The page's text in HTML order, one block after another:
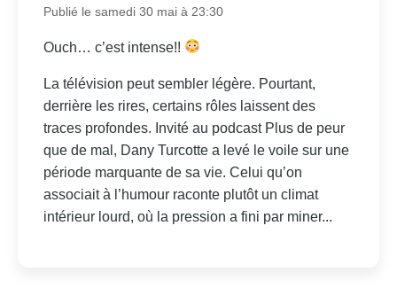
Publié le samedi 30 mai à 23:30
Ouch… c’est intense!!
La télévision peut sembler légère. Pourtant,
derrière les rires, certains rôles laissent des
traces profondes. Invité au podcast Plus de peur
que de mal, Dany Turcotte a levé le voile sur une
période marquante de sa vie. Celui qu’on
associait à l’humour raconte plutôt un climat
intérieur lourd, où la pression a fini par miner...